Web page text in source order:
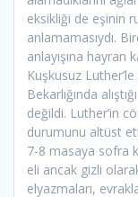
eksikliği de eşinin
anlamamasıydı.
anlayışına hayran
Kuşkusuz
Bekarlığında
değildi. Luther’in
durumunu altüst
7-8 masaya sofra
eli ancak gizli
elyazmaları,